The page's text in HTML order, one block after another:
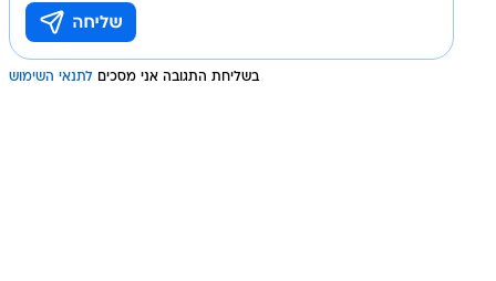
בשליחת התגובה אני מסכים לתנאי השימוש